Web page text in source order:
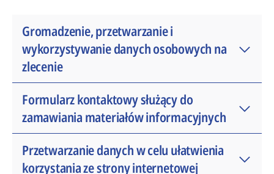
Gromadzenie, przetwarzanie i
wykorzystywanie danych osobowych na
zlecenie
Z naszej strony internetowej można
zasadniczo korzystać bez podawania
jakichkolwiek danych osobowych. Nie mają
Państwo obowiązku korzystania z tej strony
ani podawania jakichkolwiek danych
Formularz kontaktowy służący do
zamawiania materiałów informacyjnych
Jeśli skontaktują się Państwo z nami za
pośrednictwem formularza kontaktowego,
Przetwarzanie danych w celu ułatwienia
korzystania ze strony internetowej